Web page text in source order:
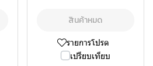
สินค้าหมด
รายการโปรด
เปรียบเทียบ